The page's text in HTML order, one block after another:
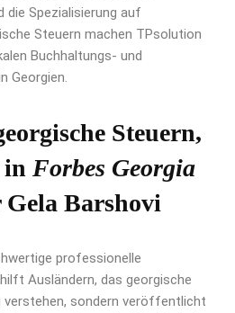
die Spezialisierung auf
Steuern machen TPsolution
Buchhaltungs- und
Georgien.
Steuern,
Forbes Georgia
Barshovi
professionelle
Ausländern, das georgische
sondern veröffentlicht